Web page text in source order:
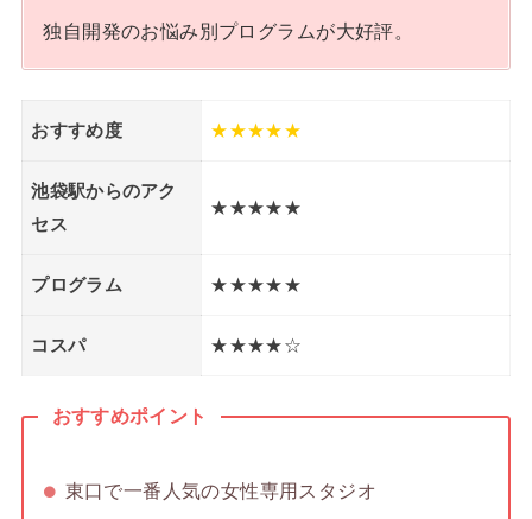
独自開発のお悩み別プログラムが大好評。
おすすめ度 ★★★★★
池袋駅からのアク
セス
★★★★★
プログラム ★★★★★
コスパ ★★★★☆
おすすめポイント
東口で一番人気の女性専用スタジオ